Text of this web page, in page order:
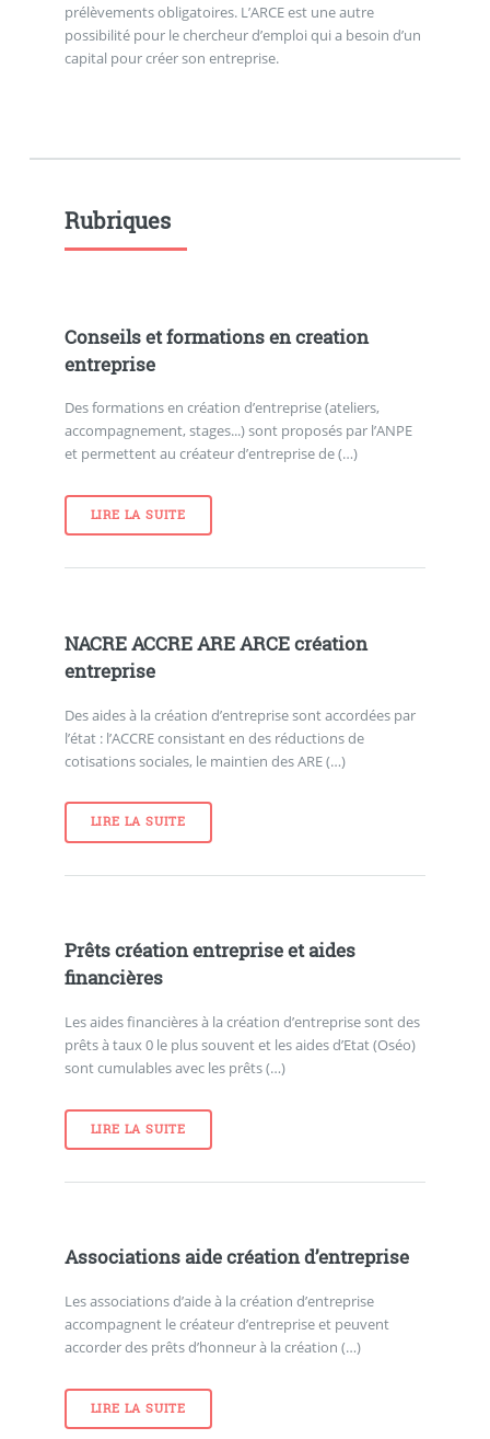
prélèvements obligatoires. L’ARCE est une autre
possibilité pour le chercheur d’emploi qui a besoin d’un
capital pour créer son entreprise.
Rubriques
Conseils et formations en creation
entreprise
Des formations en création d’entreprise (ateliers,
accompagnement, stages...) sont proposés par l’ANPE
et permettent au créateur d’entreprise de (…)
LIRE LA SUITE
NACRE ACCRE ARE ARCE création
entreprise
Des aides à la création d’entreprise sont accordées par
l’état : l’ACCRE consistant en des réductions de
cotisations sociales, le maintien des ARE (…)
LIRE LA SUITE
Prêts création entreprise et aides
financières
Les aides financières à la création d’entreprise sont des
prêts à taux 0 le plus souvent et les aides d’Etat (Oséo)
sont cumulables avec les prêts (…)
LIRE LA SUITE
Associations aide création d’entreprise
Les associations d’aide à la création d’entreprise
accompagnent le créateur d’entreprise et peuvent
accorder des prêts d’honneur à la création (…)
LIRE LA SUITE